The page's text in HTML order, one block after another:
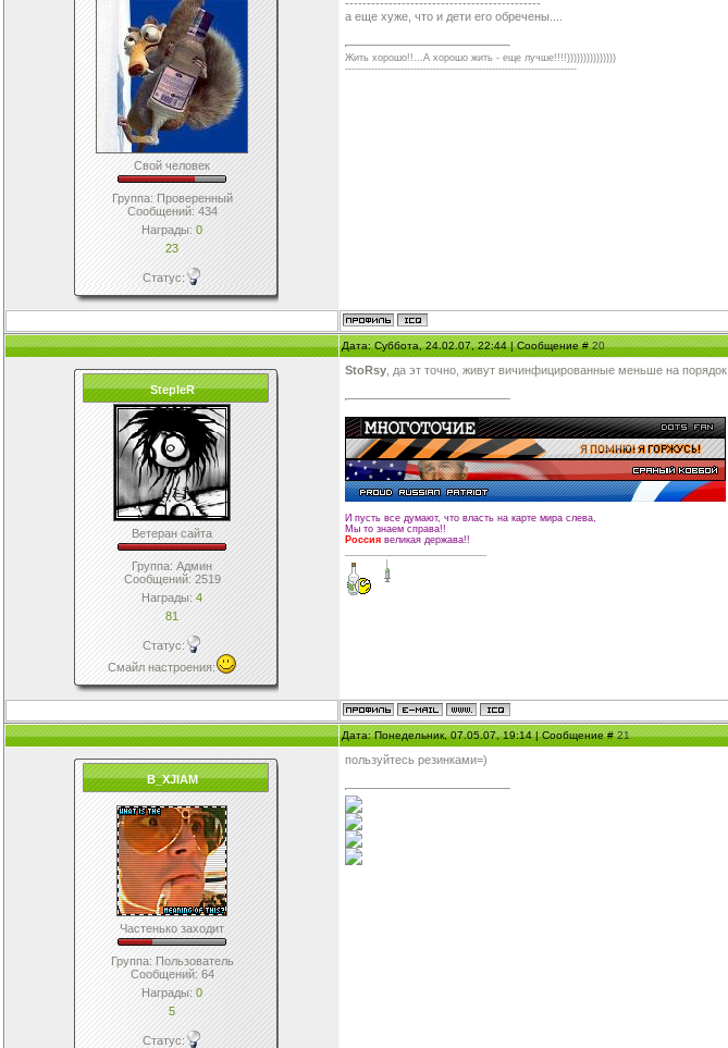
Свой человек
Группа: Проверенный
Сообщений:434
Награды:0
23
Статус:
---------------------------------------------
а еще хуже, что и дети его обречены....
Жить хорошо!!...А хорошо жить - еще лучше!!!!)))))))))))))))
-----------------------------------------------------------------------
Дата: Суббота, 24.02.07, 22:44 | Сообщение #20
StepleR
Ветеран сайта
Группа: Админ
Сообщений:2519
Награды:4
81
Статус:
Смайл настроения:
StoRsy , да эт точно, живут вичинфицированные меньше на порядок
И пусть все думают, что власть на карте мира слева,
Мы то знаем справа!!
Россия великая держава!!
Дата: Понедельник, 07.05.07, 19:14 | Сообщение #21
B_XJIAM
Частенько заходит
Группа: Пользователь
Сообщений:64
Награды:0
5
Статус:
пользуйтесь резинками=)